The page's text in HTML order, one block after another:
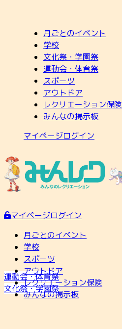
月ごとのイベント
学校
文化祭・学園祭
運動会・体育祭
スポーツ
アウトドア
レクリエーション保険
みんなの掲示板
マイページログイン
マイページログイン
月ごとのイベント
学校
運動会・体育祭
文化祭・学園祭
スポーツ
アウトドア
レクリエーション保険
みんなの掲示板